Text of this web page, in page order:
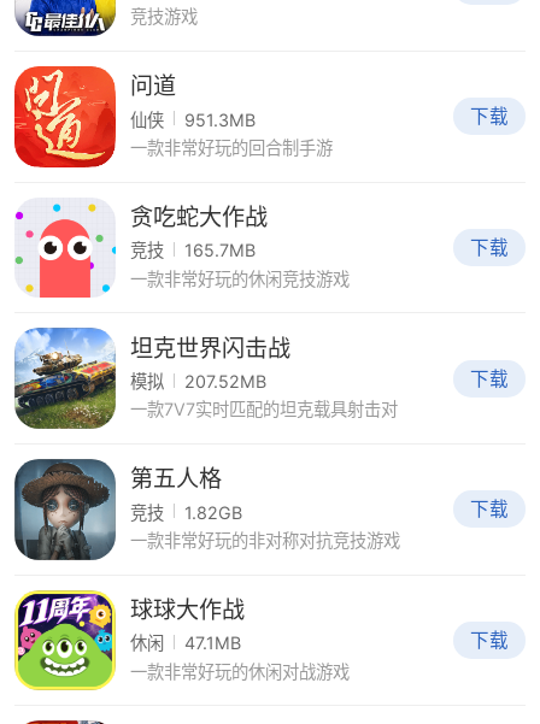
竞技游戏
问道
仙侠
951.3MB
一款非常好玩的回合制手游
下载
贪吃蛇大作战
竞技
165.7MB
一款非常好玩的休闲竞技游戏
下载
坦克世界闪击战
模拟
207.52MB
一款7V7实时匹配的坦克载具射击对
下载
第五人格
竞技
1.82GB
一款非常好玩的非对称对抗竞技游戏
下载
球球大作战
休闲
47.1MB
一款非常好玩的休闲对战游戏
下载